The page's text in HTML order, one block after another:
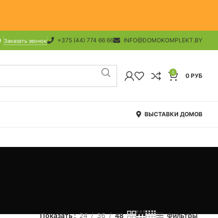
Заказать звонок +375 (44) 774 66 66 INFO@DOMOKOMPLEKT.BY
0 0 РУБ
ВЫСТАВКИ ДОМОВ
Показать 24 36 48 Фильтры